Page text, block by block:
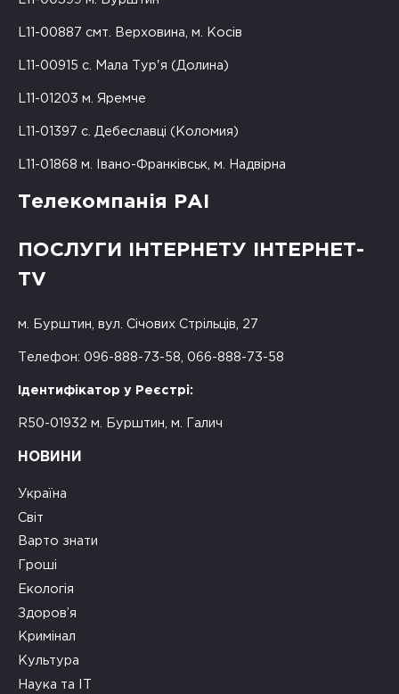
L11-00887 смт. Верховина, м. Косів
L11-00915 с. Мала Тур'я (Долина)
L11-01203 м. Яремче
L11-01397 с. Дебеславці (Коломия)
L11-01868 м. Івано-Франківськ, м. Надвірна
Телекомпанія РАІ
ПОСЛУГИ ІНТЕРНЕТУ ІНТЕРНЕТ-
TV
м. Бурштин, вул. Січових Стрільців, 27
Телефон: 096-888-73-58, 066-888-73-58
Ідентифікатор у Реєстрі:
R50-01932 м. Бурштин, м. Галич
НОВИНИ
Україна
Світ
Варто знати
Гроші
Екологія
Здоров’я
Кримінал
Культура
Наука та ІТ